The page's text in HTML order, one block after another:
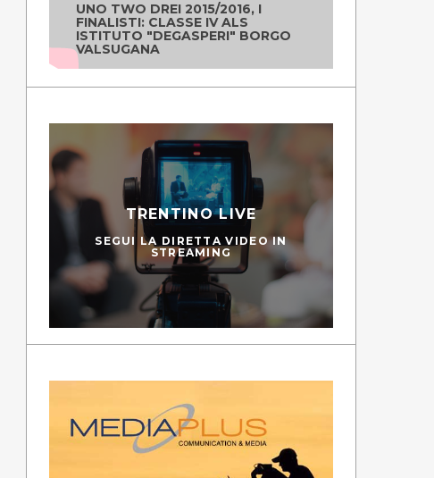
PEDIES
GUARDA LE PUNTATE
UNO TWO DREI 2015/2016, I
FINALISTI: CLASSE IV ALS
ISTITUTO "DEGASPERI" BORGO
VALSUGANA
TRENTINO LIVE
SEGUI LA DIRETTA VIDEO IN
STREAMING